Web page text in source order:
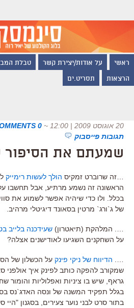
ראשי על אודות/יצירת קשר טבלת
הרצאות תסריט.ים
20 אוגוסט 2009 | 12:00 ~
0 COMMENTS
תגובות פייסבוק
שמעתם את
…זה שרוברט זמקיס הולך לעשות רימייק
הראשונה זה נשמע מרתיע, אבל תחשבו על
בכלל. ולו כדי שיהיה אפשר לשמוע את
של ג`ורג` מרטין בסאונד דיגיטלי מרהיב.
…. המלהקת (תיאטרון) שעידכנה בלייב
על השחקנים השגיעו לאודישנים אצלה?
הדיווח של ניקי פינק
שמקורב להפקה כותב לפינק איך אולפני
גראף, שיש בו ציניות ואפלוליות והומור
בגלל תפקיד המשנה של ונסה האדג`נס
בתור סרט לבני נוער צעירים, בסגנון "היי